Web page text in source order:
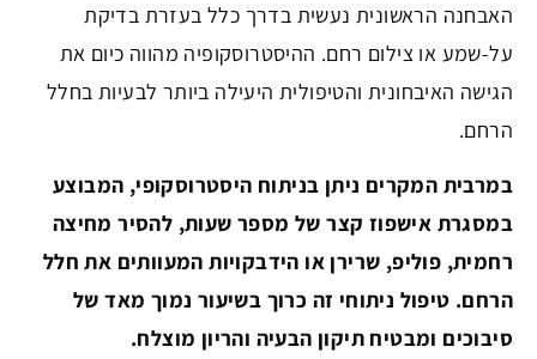
האבחנה הראשונית נעשית בדרך כלל בעזרת בדיקת
על-שמע או צילום רחם. ההיסטרוסקופיה מהווה כיום את
הגישה האיבחונית והטיפולית היעילה ביותר לבעיות בחלל
הרחם.
במרבית המקרים ניתן בניתוח היסטרוסקופי, המבוצע
במסגרת אישפוז קצר של מספר שעות, להסיר מחיצה
רחמית, פוליפ, שרירן או הידבקויות המעוותים את חלל
הרחם. טיפול ניתוחי זה כרוך בשיעור נמוך מאד של
סיבוכים ומבטיח תיקון הבעיה והריון מוצלח.